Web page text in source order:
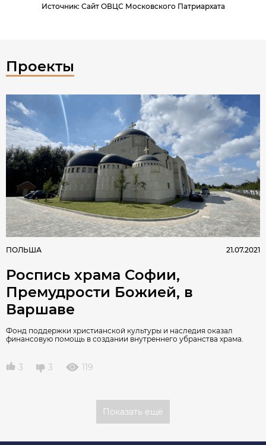
Источник: Сайт ОВЦС Московского Патриархата
Проекты
ПОЛЬША 21.07.2021
Роспись храма Софии,
Премудрости Божией, в
Варшаве
Фонд поддержки христианской культуры и наследия оказал
финансовую помощь в создании внутреннего убранства храма.
3 3 119
Показать ещё